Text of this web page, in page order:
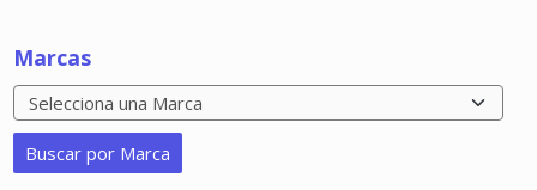
Marcas